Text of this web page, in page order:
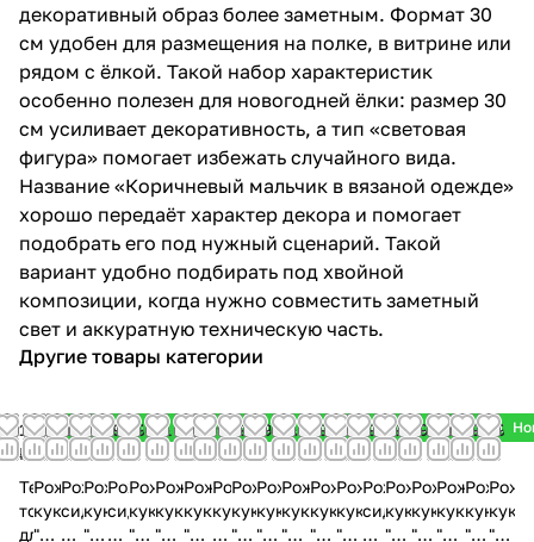
декоративный образ более заметным. Формат 30
см удобен для размещения на полке, в витрине или
рядом с ёлкой. Такой набор характеристик
особенно полезен для новогодней ёлки: размер 30
см усиливает декоративность, а тип «световая
фигура» помогает избежать случайного вида.
Название «Коричневый мальчик в вязаной одежде»
хорошо передаёт характер декора и помогает
подобрать его под нужный сценарий. Такой
вариант удобно подбирать под хвойной
композиции, когда нужно совместить заметный
свет и аккуратную техническую часть.
Другие товары категории
1
₽
Тестовый
товар
для
Новинка
499
₽
Рождественская
кукла
"Белая
Новинка
799
₽
Рождественская
сидячая
кукла
Новинка
499
₽
Рождественская
кукла
"Фея
Новинка
799
₽
Рождественская
сидячая
кукла
Новинка
499
₽
Рождественская
кукла
"Розовая
Новинка
499
₽
Рождественская
кукла
"Коричневая
Новинка
499
₽
Рождественская
кукла
"Розовый
Новинка
899
₽
Рождественская
кукла
"Фея
Новинка
899
₽
Рождественская
кукла
"Мальчик
Новинка
799
₽
Рождественская
кукла
"Ангелочек
Новинка
599
₽
Рождественская
кукла
"Ангелочек
Новинка
499
₽
Рождественская
кукла
"Фея
Новинка
799
₽
Рождественская
кукла
"Ангелочек
Новинка
799
₽
Рождественская
сидячая
кукла
Новинка
499
₽
Рождественская
кукла
"Фея
Новинка
899
₽
кукла
"Девочка
Новинка
599
₽
кукла
"Ангелочек
499
₽
кукла
"Фея
499
₽
"Фея